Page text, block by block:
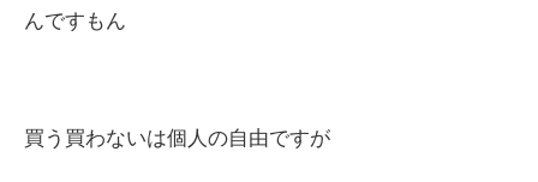
んですもん
買う買わないは個人の自由ですが